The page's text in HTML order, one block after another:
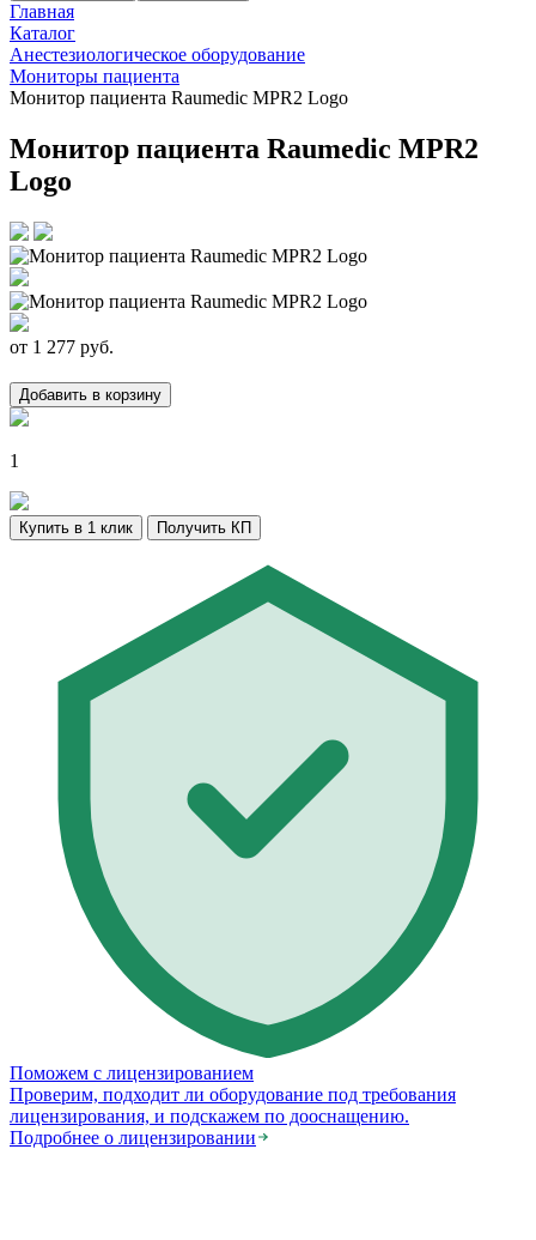
Главная
Каталог
Анестезиологическое оборудование
Мониторы пациента
Монитор пациента Raumedic MPR2 Logo
Монитор пациента Raumedic MPR2
Logo
от 1 277 руб.
Добавить в корзину
1
Купить в 1 клик Получить КП
Поможем с лицензированием
Проверим, подходит ли оборудование под требования
лицензирования, и подскажем по дооснащению.
Подробнее о лицензировании